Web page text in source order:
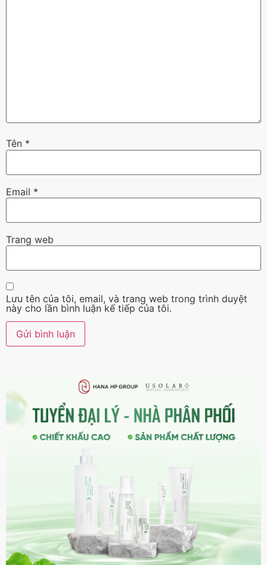
Tên *
Email *
Trang web
Lưu tên của tôi, email, và trang web trong trình duyệt
này cho lần bình luận kế tiếp của tôi.